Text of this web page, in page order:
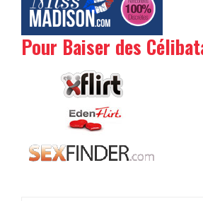
Pour Baiser des